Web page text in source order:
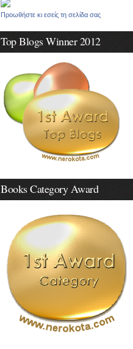
Προωθήστε κι εσείς τη σελίδα σας
Top Blogs Winner 2012
Books Category Award